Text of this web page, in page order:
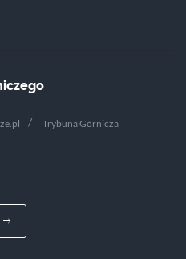
Trybuna Górnicza